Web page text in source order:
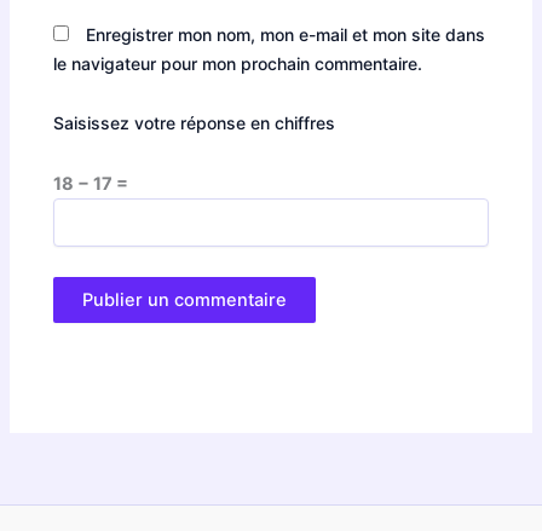
Enregistrer mon nom, mon e-mail et mon site dans
le navigateur pour mon prochain commentaire.
Saisissez votre réponse en chiffres
18 − 17 =